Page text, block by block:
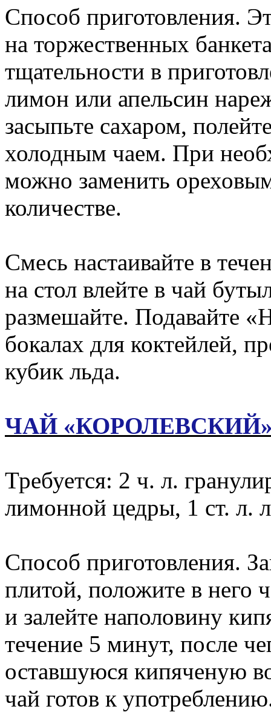
Способ приготовления.
на торжественных
тщательности в
лимон или апельсин
засыпьте сахаром,
холодным чаем. При
можно заменить
количестве.
Смесь настаивайте в
на стол влейте в чай
размешайте. Подавайте
бокалах для коктейлей,
кубик льда.
ЧАЙ
Требуется: 2 ч. л.
лимонной цедры, 1 ст. л.
Способ приготовления.
плитой, положите в него
и залейте наполовину
течение 5 минут, после
оставшуюся кипяченую
чай готов к